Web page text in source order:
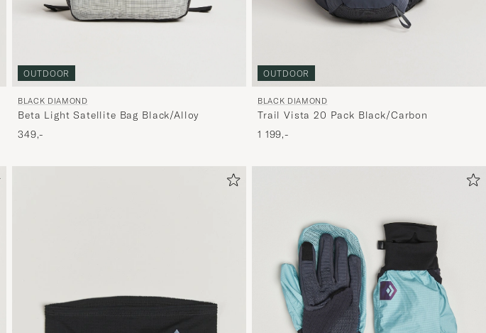
OUTDOOR
BLACK DIAMOND
Beta Light Satellite Bag Black/Alloy
349,-
OUTDOOR
BLACK DIAMOND
Trail Vista 20 Pack Black/Carbon
1 199,-